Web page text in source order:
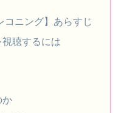
コニング】あらすじ
視聴するには
か